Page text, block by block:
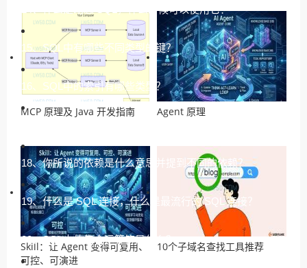
14、什么是动态 SQL，什么时候可以使用它？
15、SQL中有哪些不同类型的键？
16、SQL中的索引有哪些类型？
18、你所说的依赖是什么意思并提到不同的依赖？
19、什么是 SQL 连接，什么是最流行的 SQL 连接？
20、SQL中的集合运算符是什么？
MCP 原理及 Java 开发指南 Agent 原理
Skill：让 Agent 变得可复用、
可控、可演进
10个子域名查找工具推荐